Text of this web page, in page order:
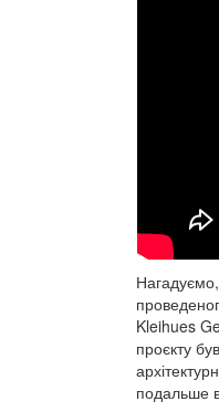
Kleihues
проєкту
подальше